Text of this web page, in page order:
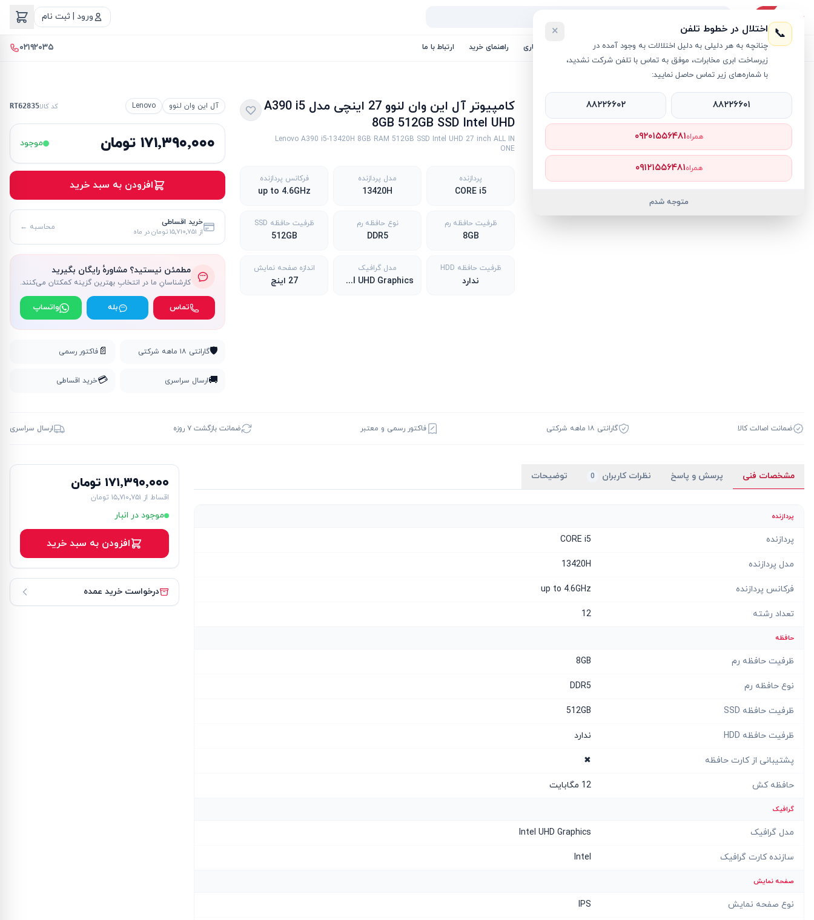
ورود | ثبت نام
لیست محصولات خرید اقساطی خرید سازمانی فروش عمده و همکاری راهنمای خرید ارتباط با ما ۰۲۱۹۲۰۳۵
آل این وان لنوو
آل این وان لنوو Lenovo کد کالاRT62835
۱۷۱٬۳۹۰٬۰۰۰ تومان موجود
افزودن به سبد خرید
خرید اقساطی
از ۱۵٬۷۱۰٬۷۵۱ تومان در ماه محاسبه ←
مطمئن نیستید؟ مشاورهٔ رایگان بگیرید
کارشناسانِ ما در انتخابِ بهترین گزینه کمکتان می‌کنند.
تماس بله واتساپ
🛡️گارانتی ۱۸ ماهه شرکتی 📄 فاکتور رسمی
🚚ارسال سراسری 💳خرید اقساطی
کامپیوتر آل این وان لنوو 27 اینچی مدل A390 i5
8GB 512GB SSD Intel UHD
Lenovo A390 i5-13420H 8GB RAM 512GB SSD Intel UHD 27 inch ALL IN
ONE
پردازنده
CORE i5
مدل پردازنده
13420H
فرکانس پردازنده
up to 4.6GHz
ظرفیت حافظه رم
8GB
نوع حافظه رم
DDR5
ظرفیت حافظه SSD
512GB
ظرفیت حافظه HDD
ندارد
مدل گرافیک
Intel UHD Graphics
اندازه صفحه نمایش
27 اینچ
ضمانت اصالت کالا گارانتی ۱۸ ماهه شرکتی فاکتور رسمی و معتبر ضمانت بازگشت ۷ روزه ارسال سراسری
مشخصات فنی پرسش و پاسخ نظرات کاربران 0 توضیحات
پردازنده
پردازنده CORE i5
مدل پردازنده 13420H
فرکانس پردازنده up to 4.6GHz
تعداد رشته 12
حافظه
ظرفیت حافظه رم 8GB
نوع حافظه رم DDR5
ظرفیت حافظه SSD 512GB
ظرفیت حافظه HDD ندارد
پشتیبانی از کارت حافظه ✖
حافظه کش 12 مگابایت
گرافیک
مدل گرافیک Intel UHD Graphics
سازنده کارت گرافیک Intel
صفحه نمایش
نوع صفحه نمایش IPS
۱۷۱٬۳۹۰٬۰۰۰ تومان
اقساط از ۱۵٬۷۱۰٬۷۵۱ تومان
موجود در انبار
افزودن به سبد خرید
درخواست خرید عمده
📞 اختلال در خطوط تلفن
چنانچه به هر دلیلی به دلیل اختلالات به وجود آمده در
زیرساخت ابری مخابرات، موفق به تماس با تلفن شرکت نشدید،
با شماره‌های زیر تماس حاصل نمایید:
×
۸۸۲۲۶۶۰۱ ۸۸۲۲۶۶۰۲
همراه۰۹۲۰۱۵۵۶۴۸۱
همراه۰۹۱۲۱۵۵۶۴۸۱
متوجه شدم